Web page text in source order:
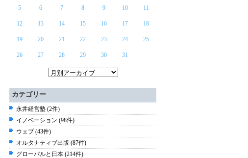
5 6 7 8 9 10 11
12 13 14 15 16 17 18
19 20 21 22 23 24 25
26 27 28 29 30 31
カテゴリー
永井経営塾 (2件)
イノベーション (98件)
ウェブ (43件)
オルタナティブ出版 (87件)
グローバルと日本 (214件)